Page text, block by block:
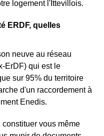
logement l'Ittevillois.
ERDF, quelles
neuve au réseau
ErDF) qui est le
sur 95% du territoire
d'un raccordement à
Enedis.
vous même